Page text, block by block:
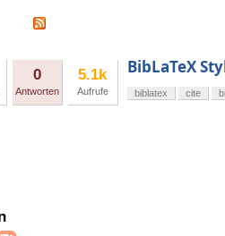
0
Antworten
5.1k
Aufrufe
BibLaTeX
biblatex cite